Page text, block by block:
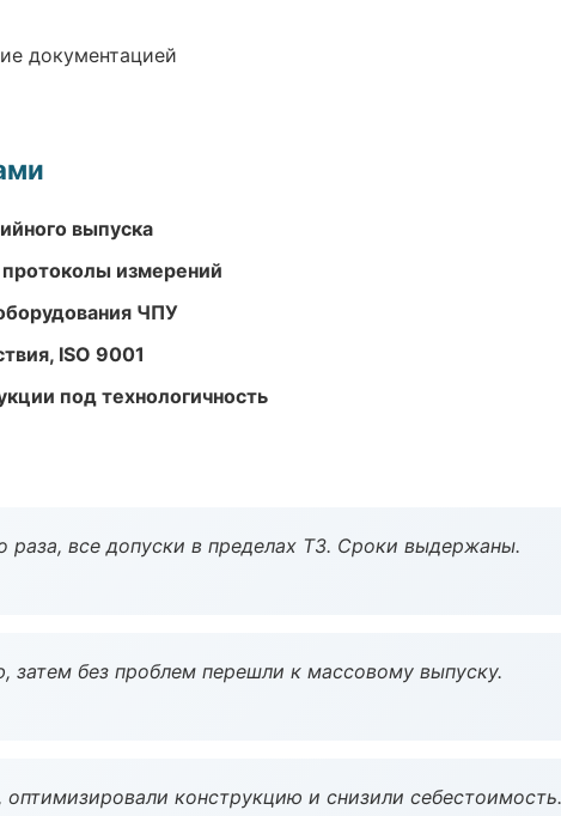
документацией
выпуска
измерений
ЧПУ
ISO 9001
под технологичность
раза, все допуски в пределах ТЗ. Сроки выдержаны.
затем без проблем перешли к массовому выпуску.
конструкцию и снизили себестоимость.